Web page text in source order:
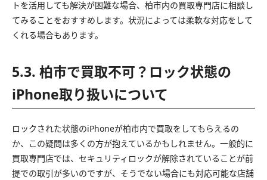
トを活用しても解決が困難な場合、柏市内の買取専門店に相談し
てみることをおすすめします。状況によっては柔軟な対応をして
くれる場合もあります。
5.3. 柏市で買取不可？ロック状態の
iPhone取り扱いについて
ロックされた状態のiPhoneが柏市内で買取をしてもらえるの
か、この疑問は多くの方が抱えているかもしれません。一般的に
買取専門店では、セキュリティロックが解除されていることが前
提での取引が多いのですが、そうでない場合にも対応可能な店舗